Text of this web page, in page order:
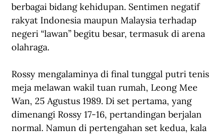
berbagai bidang kehidupan. Sentimen negatif
rakyat Indonesia maupun Malaysia terhadap
negeri “lawan” begitu besar, termasuk di arena
olahraga.
Rossy mengalaminya di final tunggal putri tenis
meja melawan wakil tuan rumah, Leong Mee
Wan, 25 Agustus 1989. Di set pertama, yang
dimenangi Rossy 17-16, pertandingan berjalan
normal. Namun di pertengahan set kedua, kala